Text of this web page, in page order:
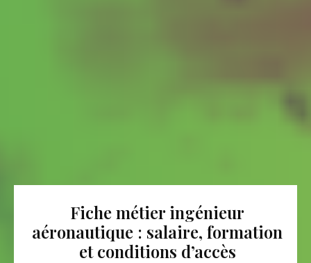
Fiche métier ingénieur
aéronautique : salaire, formation
et conditions d’accès